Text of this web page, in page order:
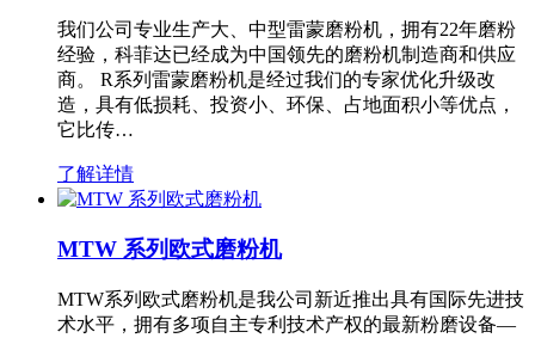
我们公司专业生产大、中型雷蒙磨粉机，拥有22年磨粉
经验，科菲达已经成为中国领先的磨粉机制造商和供应
商。 R系列雷蒙磨粉机是经过我们的专家优化升级改
造，具有低损耗、投资小、环保、占地面积小等优点，
它比传…
了解详情
MTW 系列欧式磨粉机
MTW系列欧式磨粉机是我公司新近推出具有国际先进技
术水平，拥有多项自主专利技术产权的最新粉磨设备—